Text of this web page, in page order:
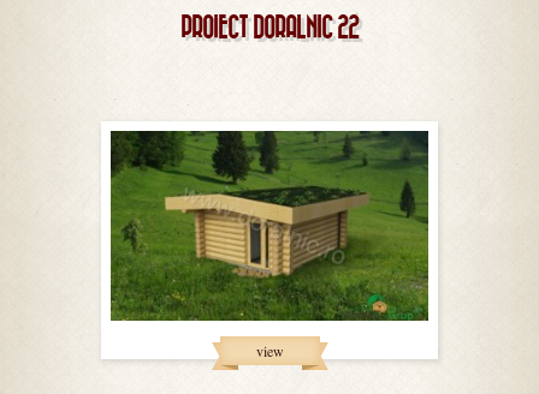
PROIECT DORALNIC 22
view